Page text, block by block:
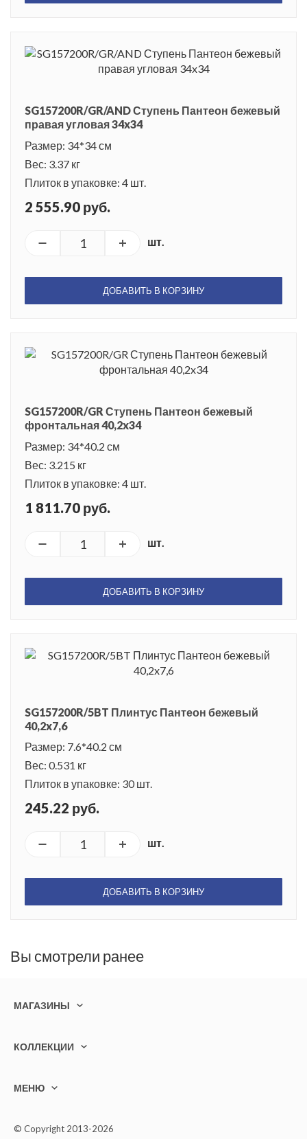
SG157200R/GR/AND Ступень Пантеон бежевый
правая угловая 34x34
Размер: 34*34 см
Вес: 3.37 кг
Плиток в упаковке: 4 шт.
2 555.90 руб.
шт.
ДОБАВИТЬ В КОРЗИНУ
SG157200R/GR Ступень Пантеон бежевый
фронтальная 40,2x34
Размер: 34*40.2 см
Вес: 3.215 кг
Плиток в упаковке: 4 шт.
1 811.70 руб.
шт.
ДОБАВИТЬ В КОРЗИНУ
SG157200R/5BT Плинтус Пантеон бежевый
40,2x7,6
Размер: 7.6*40.2 см
Вес: 0.531 кг
Плиток в упаковке: 30 шт.
245.22 руб.
шт.
ДОБАВИТЬ В КОРЗИНУ
Вы смотрели ранее
МАГАЗИНЫ
КОЛЛЕКЦИИ
МЕНЮ
© Copyright 2013-2026